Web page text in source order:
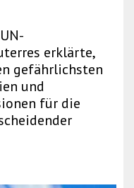
erklärte,
gefährlichsten
und
für die